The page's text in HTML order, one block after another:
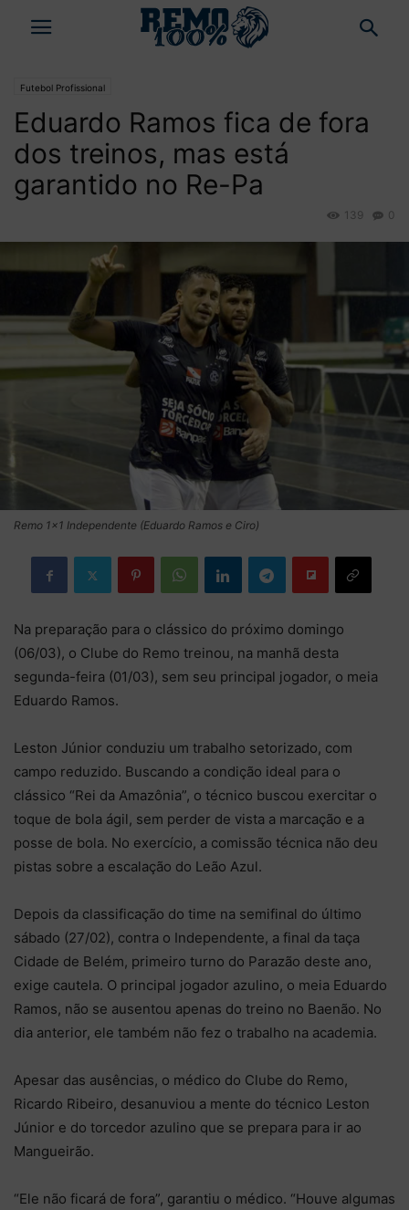
Futebol Profissional
Eduardo Ramos fica de fora
dos treinos, mas está
garantido no Re-Pa
0
139
Remo 1x1 Independente (Eduardo Ramos e Ciro)
Na preparação para o clássico do próximo domingo
(06/03), o Clube do Remo treinou, na manhã desta
segunda-feira (01/03), sem seu principal jogador, o meia
Eduardo Ramos.
Leston Júnior conduziu um trabalho setorizado, com
campo reduzido. Buscando a condição ideal para o
clássico “Rei da Amazônia”, o técnico buscou exercitar o
toque de bola ágil, sem perder de vista a marcação e a
posse de bola. No exercício, a comissão técnica não deu
pistas sobre a escalação do Leão Azul.
Depois da classificação do time na semifinal do último
sábado (27/02), contra o Independente, a final da taça
Cidade de Belém, primeiro turno do Parazão deste ano,
exige cautela. O principal jogador azulino, o meia Eduardo
Ramos, não se ausentou apenas do treino no Baenão. No
dia anterior, ele também não fez o trabalho na academia.
Apesar das ausências, o médico do Clube do Remo,
Ricardo Ribeiro, desanuviou a mente do técnico Leston
Júnior e do torcedor azulino que se prepara para ir ao
Mangueirão.
“Ele não ficará de fora”, garantiu o médico. “Houve algumas